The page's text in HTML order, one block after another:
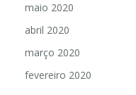
maio 2020
abril 2020
março 2020
fevereiro 2020